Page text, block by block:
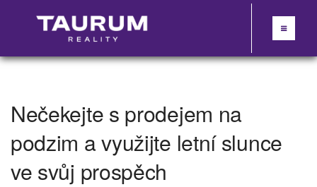
Nečekejte s prodejem na
podzim a využijte letní slunce
ve svůj prospěch